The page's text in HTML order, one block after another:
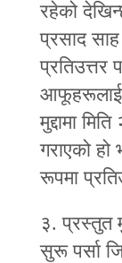
रहेको
प्रसाद
प्रतिउत्तर
आफूहरूलाई
मुद्दामा
गराएको
रूपमा
३. प्रस्तुत
सुरू पर्सा